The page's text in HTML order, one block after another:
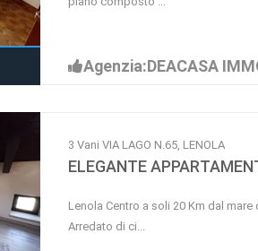
Agenzia:DEACASA
3 Vani VIA LAGO N.65, LENOLA
ELEGANTE
Lenola Centro a soli 20 Km dal
Arredato di ci...